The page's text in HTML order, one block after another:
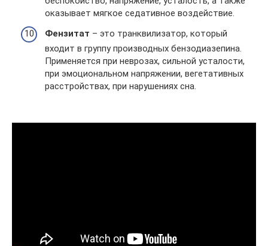
оказывает мягкое седативное воздействие.
Фензитат – это транквилизатор, который
входит в группу производных бензодиазепина.
Применяется при неврозах, сильной усталости,
при эмоциональном напряжении, вегетативных
расстройствах, при нарушениях сна.